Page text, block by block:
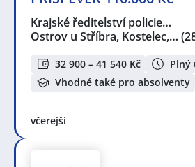
Krajské ředitelství policie…
Ostrov u Stříbra, Kostelec,…
32 900 – 41 540 Kč
Plný
Vhodné také pro absolventy
včerejší